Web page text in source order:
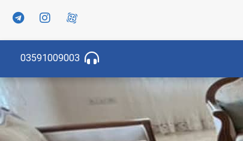
03591009003